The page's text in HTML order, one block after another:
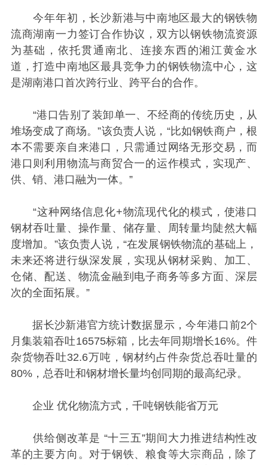
今年年初，长沙新港与中南地区最大的钢铁物
流商湖南一力签订合作协议，双方以钢铁物流资源
为基础，依托贯通南北、连接东西的湘江黄金水
道，打造中南地区最具竞争力的钢铁物流中心，这
是湖南港口首次跨行业、跨平台的合作。
“港口告别了装卸单一、不经商的传统历史，从
堆场变成了商场。”该负责人说，“比如钢铁商户，根
本不需要亲自来港口，只需通过网络无形交易，而
港口则利用物流与商贸合一的运作模式，实现产、
供、销、港口融为一体。”
“这种网络信息化+物流现代化的模式，使港口
钢材吞吐量、操作量、储存量、周转量均陡然大幅
度增加。”该负责人说，“在发展钢铁物流的基础上，
未来还将进行纵深发展，实现从钢材采购、加工、
仓储、配送、物流金融到电子商务等多方面、深层
次的全面拓展。”
据长沙新港官方统计数据显示，今年港口前2个
月集装箱吞吐16575标箱，比去年同期增长16%。件
杂货物吞吐32.6万吨，钢材约占件杂货总吞吐量的
80%，总吞吐和钢材增长量均创同期的最高纪录。
企业 优化物流方式，千吨钢铁能省万元
供给侧改革是 “十三五”期间大力推进结构性改
革的主要方向。对于钢铁、粮食等大宗商品，除了